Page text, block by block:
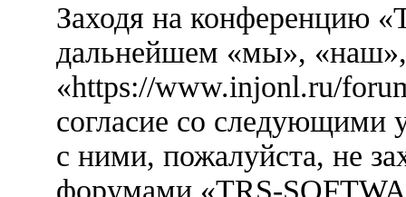
Заходя на конференцию
дальнейшем «мы»,
«https://www.injonl.ru/
согласие со следующими
с ними, пожалуйста, не
форумами «TRS-